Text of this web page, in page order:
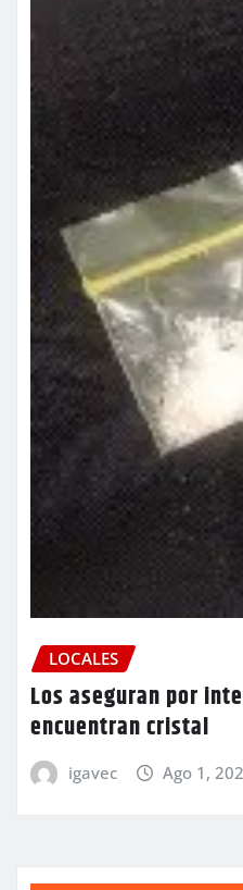
LOCALES
Los aseguran por
encuentran cristal
igavec Ago 1,